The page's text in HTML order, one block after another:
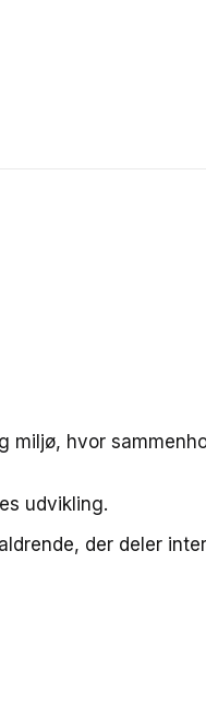
hvor
udvikling.
der deler